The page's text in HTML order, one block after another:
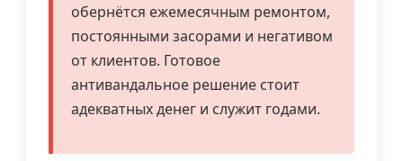
обернётся ежемесячным ремонтом,
постоянными засорами и негативом
от клиентов. Готовое
антивандальное решение стоит
адекватных денег и служит годами.